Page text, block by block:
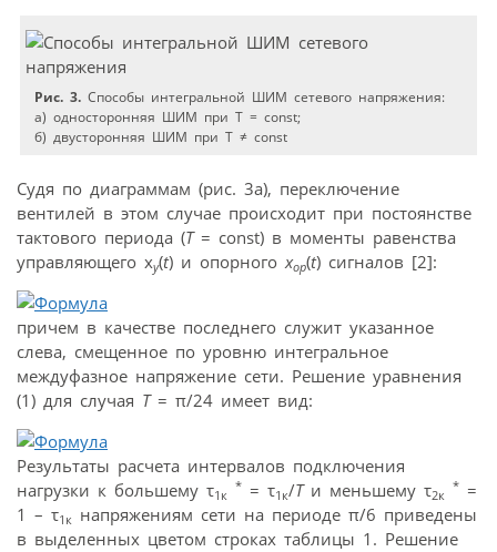
Рис. 3. Способы интегральной ШИМ сетевого напряжения:
а) односторонняя ШИМ при Т = const;
б) двусторонняя ШИМ при Т ≠ const
Судя по диаграммам (рис. 3а), переключение
вентилей в этом случае происходит при постоянстве
тактового периода (Т= const) в моменты равенства
управляющего xу(t) и опорногоxop(t) сигналов [2]:
причем в качестве последнего служит указанное
слева, смещенное по уровню интегральное
междуфазное напряжение сети. Решение уравнения
(1) для случая T= π/24 имеет вид:
Результаты расчета интервалов подключения
нагрузки к большему τ1к
* = τ1к/Ти меньшему τ2к
* =
1 – τ1к напряжениям сети на периоде π/6 приведены
в выделенных цветом строках таблицы 1. Решение